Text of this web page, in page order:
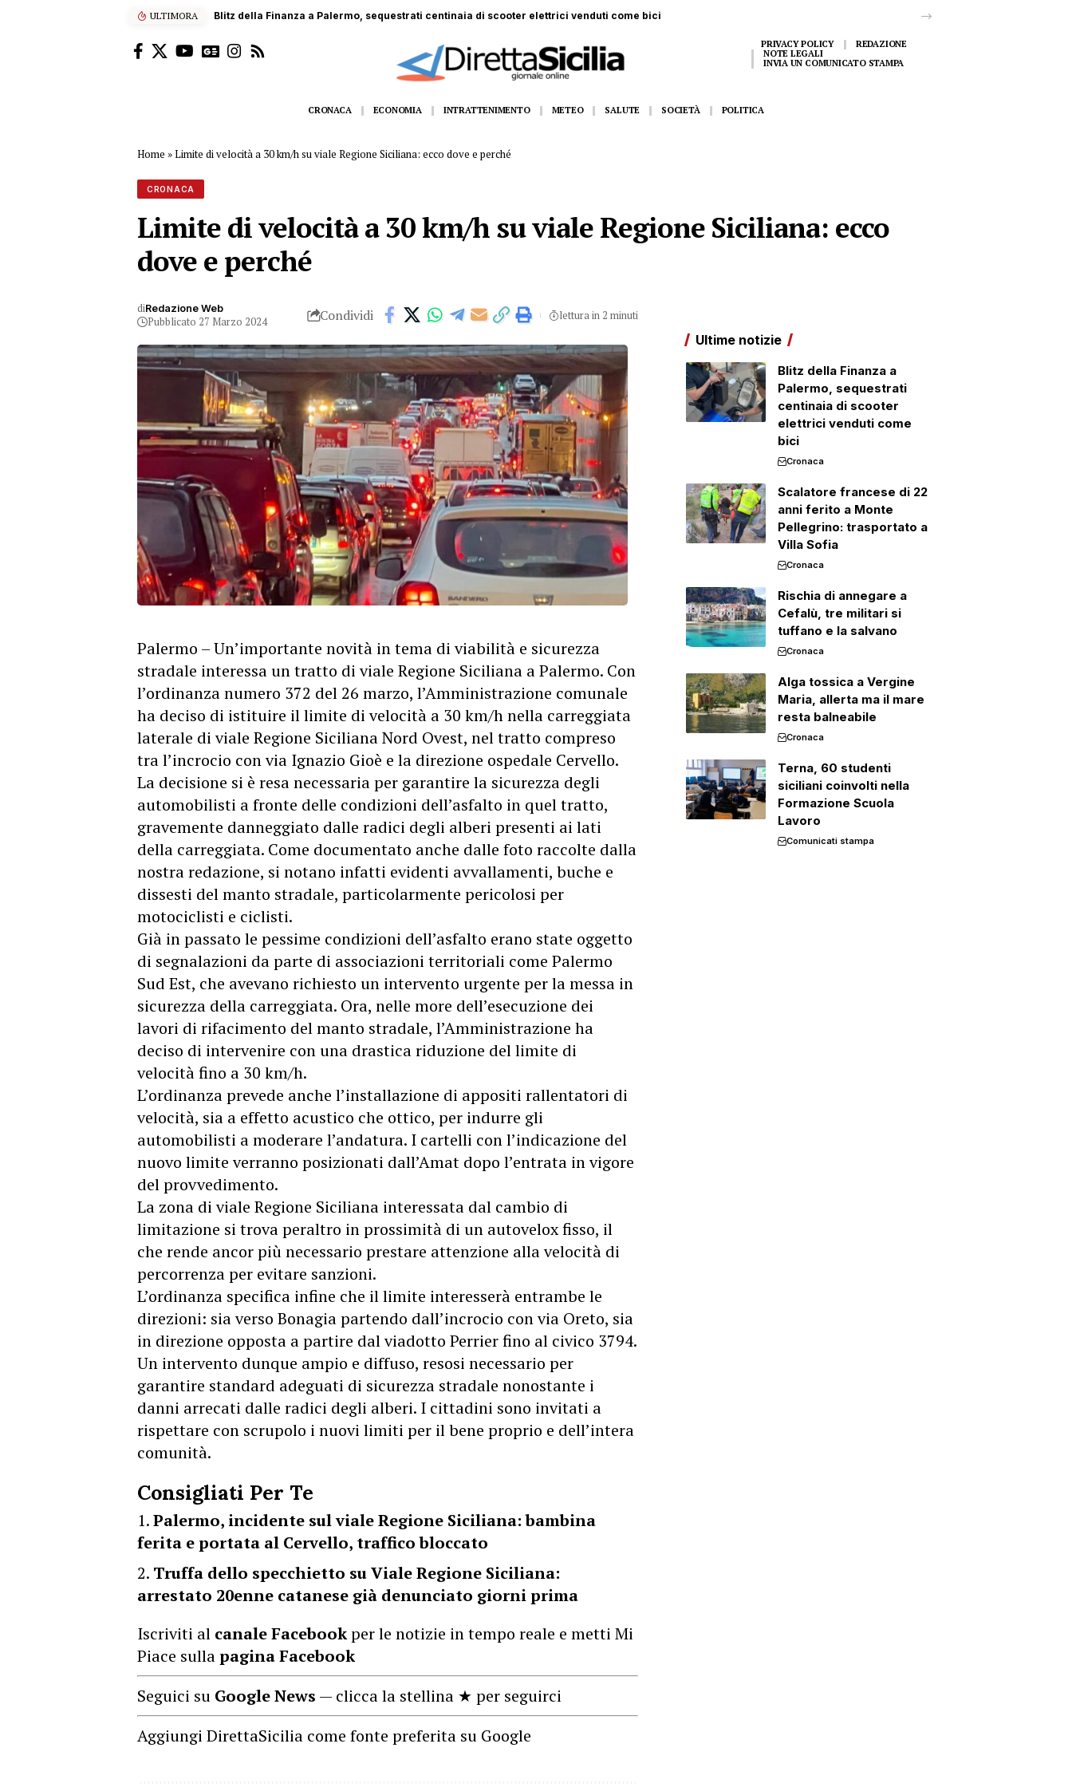
ULTIMORA Scalatore francese di 22 anni ferito a Monte Pellegrino: trasportato a Villa Sofia
PRIVACY POLICY
REDAZIONE
NOTE LEGALI
INVIA UN COMUNICATO STAMPA
CRONACA ECONOMIA INTRATTENIMENTO METEO SALUTE SOCIETÀ POLITICA
Home »Limite di velocità a 30 km/h su viale Regione Siciliana: ecco dove e perché
CRONACA
Limite di velocità a 30 km/h su viale Regione Siciliana: ecco
dove e perché
diRedazione Web
Pubblicato 27 Marzo 2024 Condividi lettura in 2 minuti
Palermo – Un’importante novità in tema di viabilità e sicurezza
stradale interessa un tratto di viale Regione Siciliana a Palermo. Con
l’ordinanza numero 372 del 26 marzo, l’Amministrazione comunale
ha deciso di istituire il limite di velocità a 30 km/h nella carreggiata
laterale di viale Regione Siciliana Nord Ovest, nel tratto compreso
tra l’incrocio con via Ignazio Gioè e la direzione ospedale Cervello.
La decisione si è resa necessaria per garantire la sicurezza degli
automobilisti a fronte delle condizioni dell’asfalto in quel tratto,
gravemente danneggiato dalle radici degli alberi presenti ai lati
della carreggiata. Come documentato anche dalle foto raccolte dalla
nostra redazione, si notano infatti evidenti avvallamenti, buche e
dissesti del manto stradale, particolarmente pericolosi per
motociclisti e ciclisti.
Già in passato le pessime condizioni dell’asfalto erano state oggetto
di segnalazioni da parte di associazioni territoriali come Palermo
Sud Est, che avevano richiesto un intervento urgente per la messa in
sicurezza della carreggiata. Ora, nelle more dell’esecuzione dei
lavori di rifacimento del manto stradale, l’Amministrazione ha
deciso di intervenire con una drastica riduzione del limite di
velocità fino a 30 km/h.
L’ordinanza prevede anche l’installazione di appositi rallentatori di
velocità, sia a effetto acustico che ottico, per indurre gli
automobilisti a moderare l’andatura. I cartelli con l’indicazione del
nuovo limite verranno posizionati dall’Amat dopo l’entrata in vigore
del provvedimento.
La zona di viale Regione Siciliana interessata dal cambio di
limitazione si trova peraltro in prossimità di un autovelox fisso, il
che rende ancor più necessario prestare attenzione alla velocità di
percorrenza per evitare sanzioni.
L’ordinanza specifica infine che il limite interesserà entrambe le
direzioni: sia verso Bonagia partendo dall’incrocio con via Oreto, sia
in direzione opposta a partire dal viadotto Perrier fino al civico 3794.
Un intervento dunque ampio e diffuso, resosi necessario per
garantire standard adeguati di sicurezza stradale nonostante i
danni arrecati dalle radici degli alberi. I cittadini sono invitati a
rispettare con scrupolo i nuovi limiti per il bene proprio e dell’intera
comunità.
Consigliati Per Te
Palermo, incidente sul viale Regione Siciliana: bambina
ferita e portata al Cervello, traffico bloccato
Truffa dello specchietto su Viale Regione Siciliana:
arrestato 20enne catanese già denunciato giorni prima
Iscriviti al canale Facebookper le notizie in tempo reale e metti Mi
Piace sullapagina Facebook
Seguici su Google News — clicca la stellina ★ per seguirci
Aggiungi DirettaSicilia come fonte preferita su Google
Ultime notizie
Blitz della Finanza a
Palermo, sequestrati
centinaia di scooter
elettrici venduti come
bici
Cronaca
Scalatore francese di 22
anni ferito a Monte
Pellegrino: trasportato a
Villa Sofia
Cronaca
Rischia di annegare a
Cefalù, tre militari si
tuffano e la salvano
Cronaca
Alga tossica a Vergine
Maria, allerta ma il mare
resta balneabile
Cronaca
Terna, 60 studenti
siciliani coinvolti nella
Formazione Scuola
Lavoro
Comunicati stampa